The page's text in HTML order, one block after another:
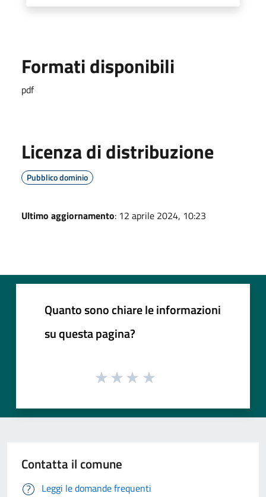
Formati disponibili
pdf
Licenza di distribuzione
Pubblico dominio
Ultimo aggiornamento: 12 aprile 2024, 10:23
Quanto sono chiare le informazioni
su questa pagina?
Contatta il comune
Leggi le domande frequenti